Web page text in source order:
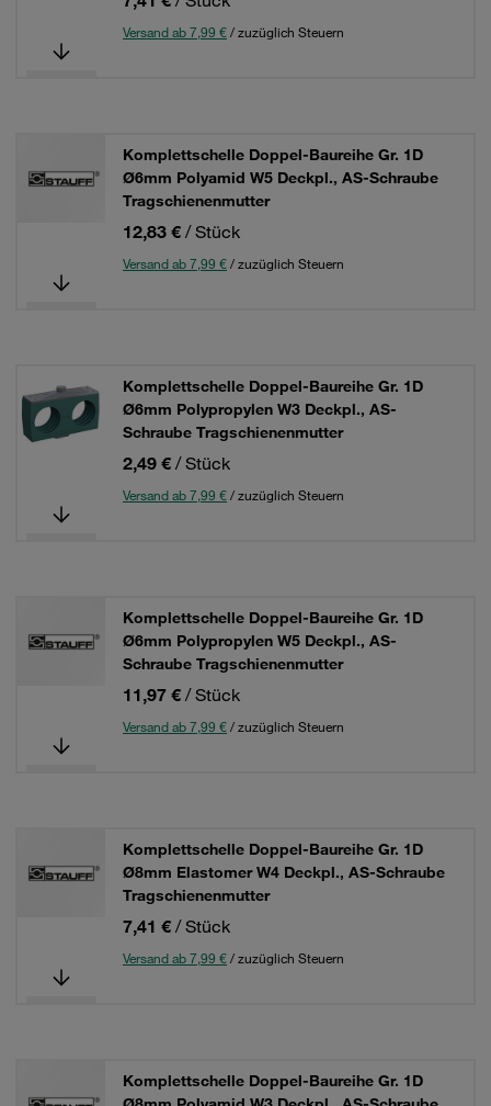
Versand ab 7,99 €/ zuzüglich Steuern
Komplettschelle Doppel-Baureihe Gr. 1D
Ø6mm Polyamid W5 Deckpl., AS-Schraube
Tragschienenmutter
12,83 € / Stück
Versand ab 7,99 €/ zuzüglich Steuern
Komplettschelle Doppel-Baureihe Gr. 1D
Ø6mm Polypropylen W3 Deckpl., AS-
Schraube Tragschienenmutter
2,49 € / Stück
Versand ab 7,99 €/ zuzüglich Steuern
Komplettschelle Doppel-Baureihe Gr. 1D
Ø6mm Polypropylen W5 Deckpl., AS-
Schraube Tragschienenmutter
11,97 € / Stück
Versand ab 7,99 €/ zuzüglich Steuern
Komplettschelle Doppel-Baureihe Gr. 1D
Ø8mm Elastomer W4 Deckpl., AS-Schraube
Tragschienenmutter
7,41 € / Stück
Versand ab 7,99 €/ zuzüglich Steuern
Komplettschelle Doppel-Baureihe Gr. 1D